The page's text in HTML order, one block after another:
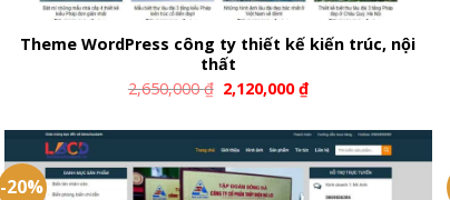
Theme WordPress công ty thiết kế kiến trúc, nội
thất
2,650,000₫ 2,120,000₫
-20%